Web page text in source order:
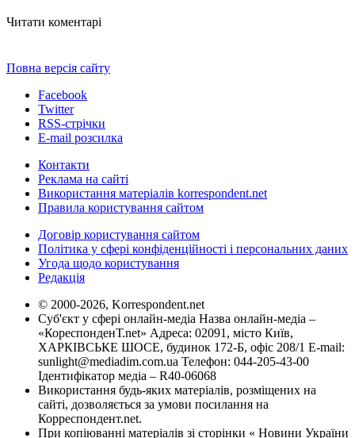
Читати коментарі
Повна версія сайту
Facebook
Twitter
RSS-стрічки
E-mail розсилка
Контакти
Реклама на сайті
Використання матеріалів korrespondent.net
Правила користування сайтом
Договір користування сайтом
Політика у сфері конфіденційності і персональних даних
Угода щодо користування
Редакція
© 2000-2026, Korrespondent.net
Суб'єкт у сфері онлайн-медіа Назва онлайн-медіа –
«КореспонденТ.net» Адреса: 02091, місто Київ,
ХАРКІВСЬКЕ ШОСЕ, будинок 172-Б, офіс 208/1 E-mail:
sunlight@mediadim.com.ua Телефон: 044-205-43-00
Ідентифікатор медіа – R40-06068
Використання будь-яких матеріалів, розміщених на
сайті, дозволяється за умови посилання на
Корреспондент.net.
При копіюванні матеріалів зі сторінки « Новини України